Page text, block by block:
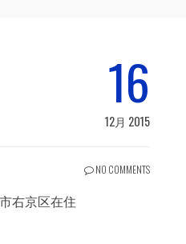
16
12月 2015
NO COMMENTS
京区在住